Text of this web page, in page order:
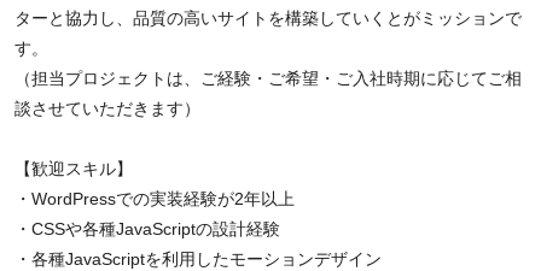
ターと協力し、品質の高いサイトを構築していくとがミッションで
す。
（担当プロジェクトは、ご経験・ご希望・ご入社時期に応じてご相
談させていただきます）
【歓迎スキル】
・WordPressでの実装経験が2年以上
・CSSや各種JavaScriptの設計経験
・各種JavaScriptを利用したモーションデザイン